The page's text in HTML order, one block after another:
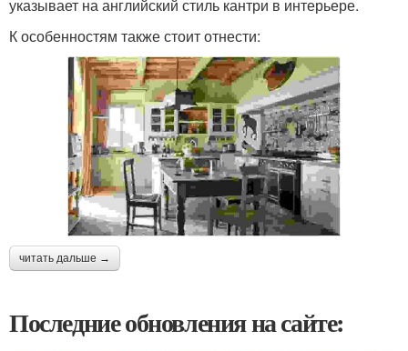
указывает на английский стиль кантри в интерьере.
К особенностям также стоит отнести:
читать дальше →
Последние обновления на сайте: